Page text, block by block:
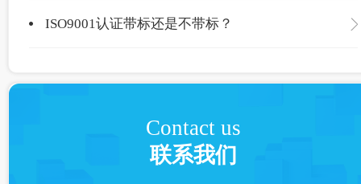
ISO9001认证带标还是不带标？
Contact us
联系我们